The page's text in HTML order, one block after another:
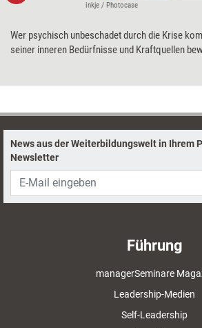
inkje / Photocase
Wer psychisch unbeschadet durch die Krise
seiner inneren Bedürfnisse und Kraftquellen
News aus der Weiterbildungswelt in Ihrem
Newsletter
Führung
managerSeminare
Leadership-Medien
Self-Leadership